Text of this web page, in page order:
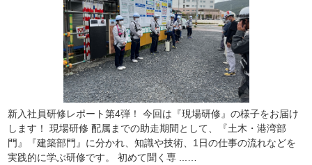
新入社員研修レポート第4弾！ 今回は『現場研修』の様子をお届け
します！ 現場研修 配属までの助走期間として、『土木・港湾部
門』『建築部門』に分かれ、知識や技術、1日の仕事の流れなどを
実践的に学ぶ研修です。 初めて聞く専 ...…